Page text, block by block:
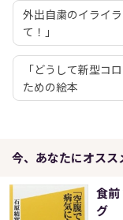
外出自粛のイライ
て！」
「どうして新型コ
ための絵本
今、あなたにオスス
食前
グ